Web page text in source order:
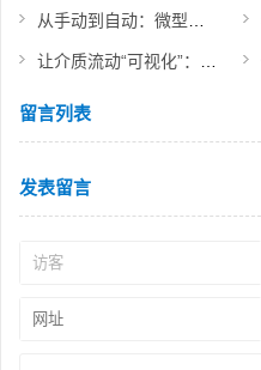
留言列表
发表留言